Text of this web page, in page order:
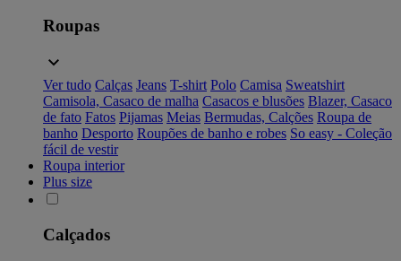
Roupas
Ver tudo Calças Jeans T-shirt Polo Camisa Sweatshirt
Camisola, Casaco de malha Casacos e blusões Blazer, Casaco
de fato Fatos Pijamas Meias Bermudas, Calções Roupa de
banho Desporto Roupões de banho e robes So easy - Coleção
fácil de vestir
Roupa interior
Plus size
Calçados